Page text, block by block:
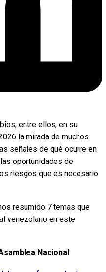
entre ellos, en su
la mirada de muchos
señales de qué ocurre en
oportunidades de
riesgos que es necesario
resumido 7 temas que
venezolano en este
Nacional